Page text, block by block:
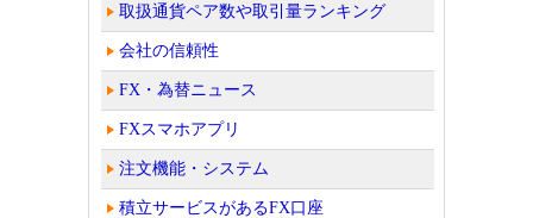
取扱通貨ペア数や取引量ランキング
会社の信頼性
FX・為替ニュース
FXスマホアプリ
注文機能・システム
積立サービスがあるFX口座